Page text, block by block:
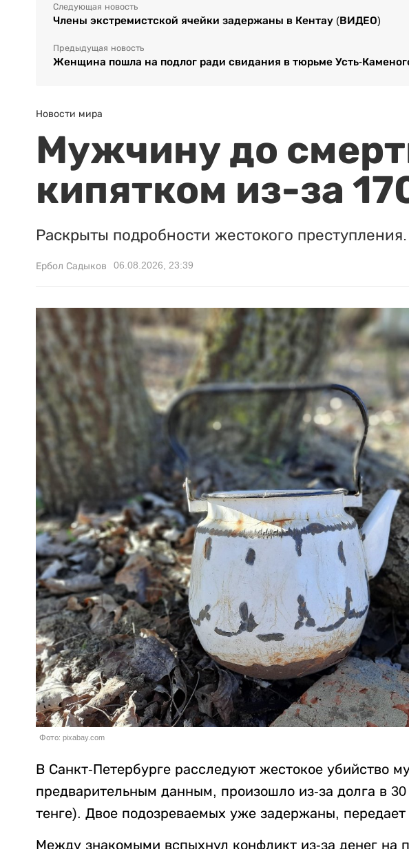
Следующая новость
Члены экстремистской ячейки задержаны в Кентау (ВИДЕО)
Предыдущая новость
Женщина пошла на подлог ради свидания в тюрьме Усть-
Новости мира
Мужчину до
кипятком из-за
Раскрыты подробности жестокого преступления.
Ербол Садыков 06.08.2026, 23:39
Фото: pixabay.com
В Санкт-Петербурге расследуют жестокое убийство
предварительным данным, произошло из-за долга в
тенге). Двое подозреваемых уже задержаны, передает
Между знакомыми вспыхнул конфликт из-за денег на